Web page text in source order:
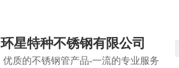
环星特种不锈钢有限公司
优质的不锈钢管产品-一流的专业服务